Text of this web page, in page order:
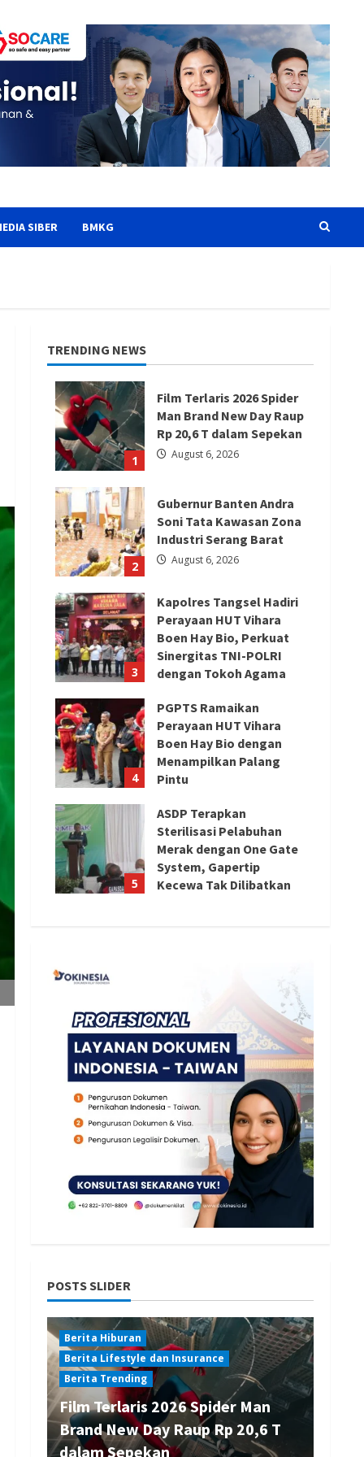
SIBER BMKG
TRENDING NEWS
1
Film Terlaris 2026 Spider
Man Brand New Day Raup
Rp 20,6 T dalam Sepekan
August 6, 2026
2
Gubernur Banten Andra
Soni Tata Kawasan Zona
Industri Serang Barat
August 6, 2026
3
Kapolres Tangsel Hadiri
Perayaan HUT Vihara
Boen Hay Bio, Perkuat
Sinergitas TNI-POLRI
dengan Tokoh Agama
4
PGPTS Ramaikan
Perayaan HUT Vihara
Boen Hay Bio dengan
Menampilkan Palang
Pintu
5
ASDP Terapkan
Sterilisasi Pelabuhan
Merak dengan One Gate
System, Gapertip
Kecewa Tak Dilibatkan
POSTS SLIDER
Berita Hiburan
Berita Lifestyle dan Insurance
Berita Trending
Film Terlaris 2026 Spider Man
Brand New Day Raup Rp 20,6 T
dalam Sepekan